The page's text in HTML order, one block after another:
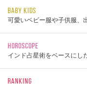
BABY KIDS
可愛いベビー服や子供服、
HOROSCOPE
インド占星術をベースにし
RANKING